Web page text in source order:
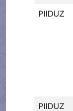
PIIDUZ
PIIDUZ